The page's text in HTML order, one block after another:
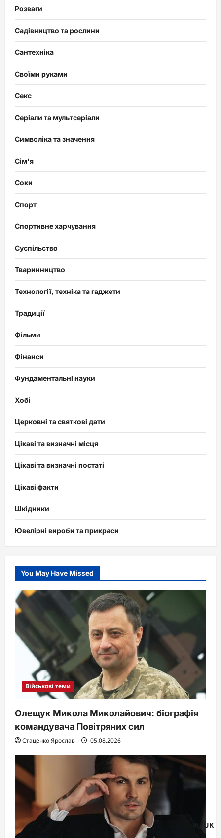
Розваги
Садівництво та рослини
Сантехніка
Своїми руками
Секс
Серіали та мультсеріали
Символіка та значення
Сім'я
Соки
Спорт
Спортивне харчування
Суспільство
Тваринництво
Технології, техніка та гаджети
Традиції
Фільми
Фінанси
Фундаментальні науки
Хобі
Церковні та святкові дати
Цікаві та визначні місця
Цікаві та визначні постаті
Цікаві факти
Шкідники
Ювелірні вироби та прикраси
You May Have Missed
Військові теми
Олещук Микола Миколайович: біографія
командувача Повітряних сил
Стаценко Ярослав 05.08.2026
RU UK